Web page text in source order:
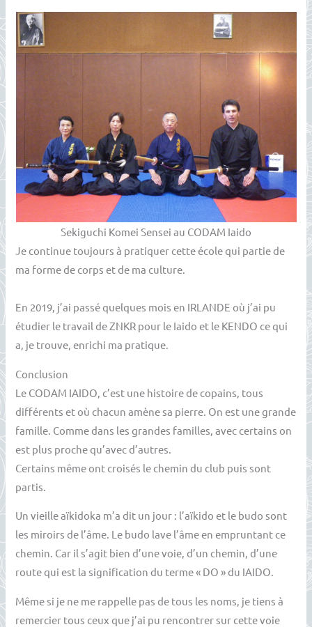
Sekiguchi Komei Sensei au CODAM Iaido
Je continue toujours à pratiquer cette école qui partie de
ma forme de corps et de ma culture.
En 2019, j’ai passé quelques mois en IRLANDE où j’ai pu
étudier le travail de ZNKR pour le Iaido et le KENDO ce qui
a, je trouve, enrichi ma pratique.
Conclusion
Le CODAM IAIDO, c’est une histoire de copains, tous
différents et où chacun amène sa pierre. On est une grande
famille. Comme dans les grandes familles, avec certains on
est plus proche qu’avec d’autres.
Certains même ont croisés le chemin du club puis sont
partis.
Un vieille aïkidoka m’a dit un jour : l’aïkido et le budo sont
les miroirs de l’âme. Le budo lave l’âme en empruntant ce
chemin. Car il s’agit bien d’une voie, d’un chemin, d’une
route qui est la signification du terme « DO » du IAIDO.
Même si je ne me rappelle pas de tous les noms, je tiens à
remercier tous ceux que j’ai pu rencontrer sur cette voie